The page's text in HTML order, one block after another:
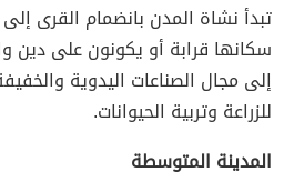
تبدأ نشاة المدن بانضمام القرى
سكانها قرابة أو يكونون على دين
إلى مجال الصناعات اليدوية
للزراعة وتربية الحيوانات.
المدينة المتوسطة